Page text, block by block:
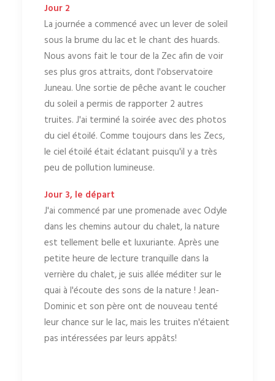
Jour 2
La journée a commencé avec un lever de soleil
sous la brume du lac et le chant des huards.
Nous avons fait le tour de la Zec afin de voir
ses plus gros attraits, dont l'observatoire
Juneau. Une sortie de pêche avant le coucher
du soleil a permis de rapporter 2 autres
truites. J'ai terminé la soirée avec des photos
du ciel étoilé. Comme toujours dans les Zecs,
le ciel étoilé était éclatant puisqu'il y a très
peu de pollution lumineuse.
Jour 3, le départ
J'ai commencé par une promenade avec Odyle
dans les chemins autour du chalet, la nature
est tellement belle et luxuriante. Après une
petite heure de lecture tranquille dans la
verrière du chalet, je suis allée méditer sur le
quai à l'écoute des sons de la nature ! Jean-
Dominic et son père ont de nouveau tenté
leur chance sur le lac, mais les truites n'étaient
pas intéressées par leurs appâts!